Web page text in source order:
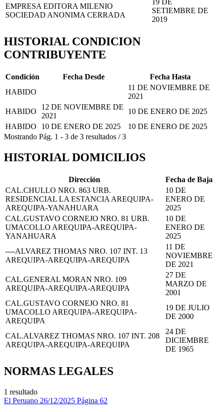
EMPRESA EDITORA MILENIO
SOCIEDAD ANONIMA CERRADA
19 DE
SETIEMBRE DE
2019
HISTORIAL CONDICION
CONTRIBUYENTE
Condición Fecha Desde
Fecha Hasta
HABIDO
11 DE NOVIEMBRE DE
2021
HABIDO
12 DE NOVIEMBRE DE
2021
10 DE ENERO DE 2025
HABIDO
10 DE ENERO DE 2025
10 DE ENERO DE 2025
Mostrando Pág. 1 - 3 de 3 resultados /3
HISTORIAL DOMICILIOS
Dirección
Fecha de Baja
CAL.CHULLO NRO. 863 URB.
RESIDENCIAL LA ESTANCIA AREQUIPA-
AREQUIPA-YANAHUARA
10 DE
ENERO DE
2025
CAL.GUSTAVO CORNEJO NRO. 81 URB.
UMACOLLO AREQUIPA-AREQUIPA-
YANAHUARA
10 DE
ENERO DE
2025
----ALVAREZ THOMAS NRO. 107 INT. 13
AREQUIPA-AREQUIPA-AREQUIPA
11 DE
NOVIEMBRE
DE 2021
CAL.GENERAL MORAN NRO. 109
AREQUIPA-AREQUIPA-AREQUIPA
27 DE
MARZO DE
2001
CAL.GUSTAVO CORNEJO NRO. 81
UMACOLLO AREQUIPA-AREQUIPA-
AREQUIPA
19 DE JULIO
DE 2000
CAL.ALVAREZ THOMAS NRO. 107 INT. 208
AREQUIPA-AREQUIPA-AREQUIPA
24 DE
DICIEMBRE
DE 1965
NORMAS LEGALES
1 resultado
El Peruano 26/12/2025 Página 62